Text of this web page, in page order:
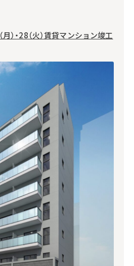
）・28（火）賃貸マンション竣工